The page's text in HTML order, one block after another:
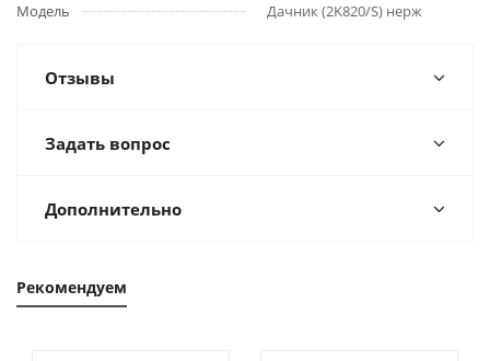
Модель
Дачник (2K820/S) нерж
Отзывы
Задать вопрос
Дополнительно
Рекомендуем